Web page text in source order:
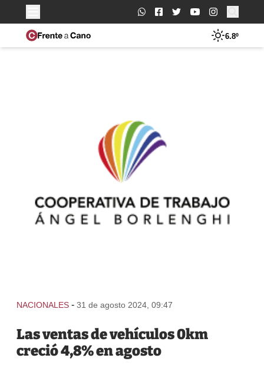
Buscar:
6.8º
NACIONALES - 31 de agosto 2024, 09:47
Las ventas de vehículos 0km
creció 4,8% en agosto